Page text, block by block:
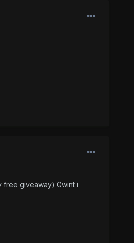
free giveaway) Gwint i